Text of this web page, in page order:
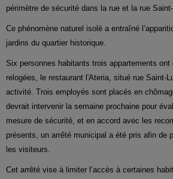
périmètre de sécurité dans la rue et la rue
Ce phénomène naturel isolé a entraîné
jardins du quartier historique.
Six personnes habitants trois appartements
relogées, le restaurant l'Ateria, situé rue Saint-
activité. Trois employés sont placés en
devrait intervenir la semaine prochaine pour
mesure de sécurité, et en accord avec les
présents, un arrêté municipal a été pris afin de
les visiteurs.
Cet arrêté vise à limiter l’accès à certaines